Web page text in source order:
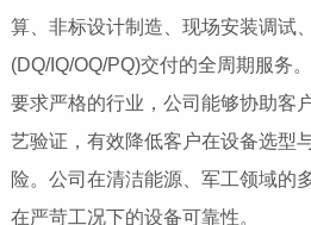
算、非标设计制造、现场安装调试
(DQ/IQ/OQ/PQ)交付的全周期服务
要求严格的行业，公司能够协助客
艺验证，有效降低客户在设备选型
险。公司在清洁能源、军工领域的
在严苛工况下的设备可靠性。